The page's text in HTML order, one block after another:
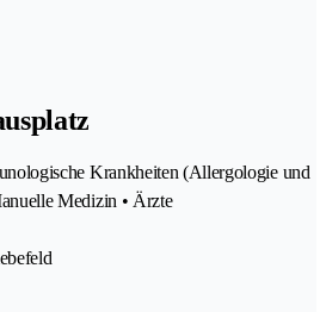
Krankheiten (Allergologie und
Medizin • Ärzte